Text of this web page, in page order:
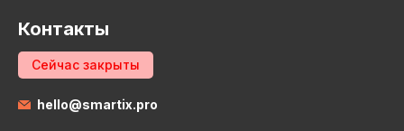
Контакты
Сейчас закрыты
hello@smartix.pro